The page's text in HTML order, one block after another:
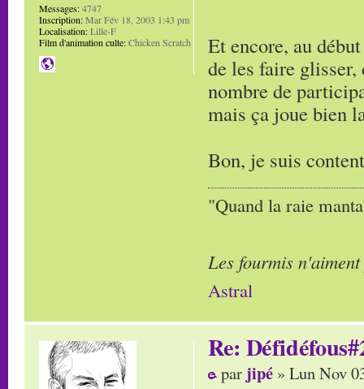
Et encore, au
de les faire
nombre de
mais ça joue bien
Bon, je suis
"Quand la raie
Les fourmis
Astral
Messages:4747
Inscription:Mar Fév 18, 2003 1:43 pm
Localisation:Lille-F
Film d'animation culte:Chicken Scratch
Re:
par jipé » Lun Nov